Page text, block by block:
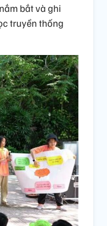
bắt và ghi
truyền thống